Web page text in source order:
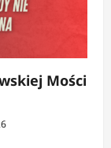
Mości